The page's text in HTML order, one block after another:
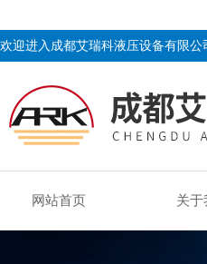
欢迎进入成都艾瑞科液压设备有限公
网站首页 关于